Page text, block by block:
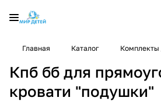
Главная Каталог Комплекты
Кпб бб для
кровати "подушки"